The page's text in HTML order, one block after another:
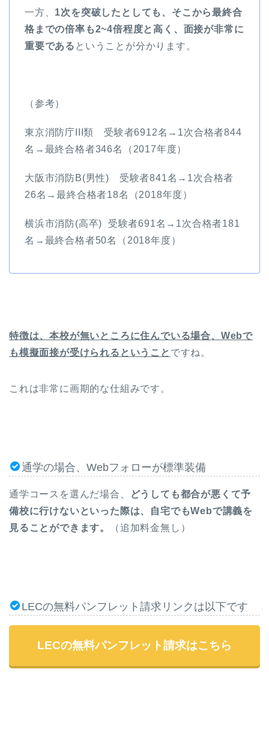
一方、 1次を突破したとしても、そこから最終合
格までの倍率も2~4倍程度と高く、面接が非常に
重要である ということが分かります。
（参考）
東京消防庁III類 受験者6912名→1次合格者844
名→最終合格者346名（2017年度）
大阪市消防B(男性) 受験者841名→1次合格者
26名→最終合格者18名（2018年度）
横浜市消防(高卒) 受験者691名→1次合格者181
名→最終合格者50名（2018年度）
特徴は、本校が無いところに住んでいる場合、Webで
も模擬面接が受けられるということ ですね。
これは非常に画期的な仕組みです。
通学の場合、Webフォローが標準装備
通学コースを選んだ場合、
どうしても都合が悪くて予
備校に行けないといった際は、自宅でもWebで講義を
見ることができます。
（追加料金無し）
LECの無料パンフレット請求リンクは以下です
LECの無料パンフレット請求はこちら